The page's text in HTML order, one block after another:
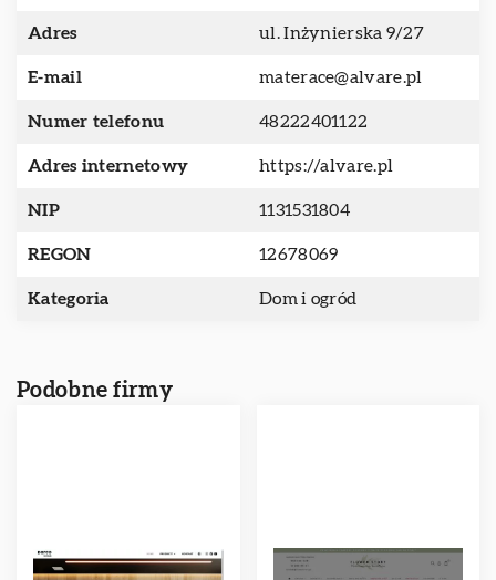
Adres ul. Inżynierska 9/27
E-mail materace@alvare.pl
Numer telefonu 48222401122
Adres internetowy https://alvare.pl
NIP 1131531804
REGON 12678069
Kategoria Dom i ogród
Podobne firmy